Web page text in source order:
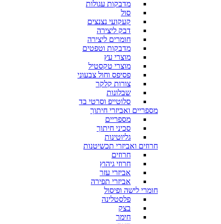
מדבקות עגולות
סול
קעקועי נצנצים
דבק ליצירה
חומרים ליצירה
מדבקות וטפטים
מוצרי עץ
מוצרי טקסטיל
פסיפס וחול צבעוני
צורות קלקר
שבלונות
סלוטייפ וסרטי בד
מספריים ואביזרי חיתוך
מספריים
סכיני חיתוך
גליוטינות
חרוזים ואביזרי תכשיטנות
חרוזים
חרוזי גיהוץ
אביזרי עזר
אביזרי תפירה
חומרי לישה ופיסול
פלסטלינה
בצק
חימר